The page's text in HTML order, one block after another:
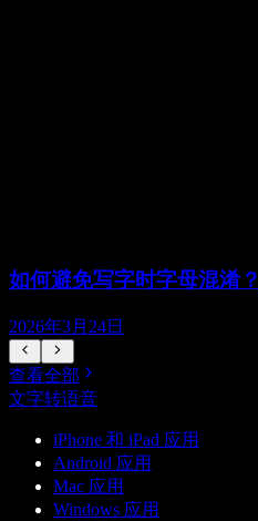
如何避免写字时字母混淆？
2026年3月24日
查看全部
文字转语音
iPhone 和 iPad 应用
Android 应用
Mac 应用
Windows 应用